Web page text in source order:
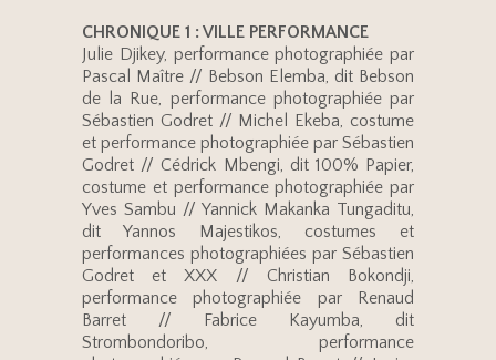
CHRONIQUE 1 : VILLE PERFORMANCE
Julie Djikey, performance photographiée par
Pascal Maître // Bebson Elemba, dit Bebson
de la Rue, performance photographiée par
Sébastien Godret // Michel Ekeba, costume
et performance photographiée par Sébastien
Godret // Cédrick Mbengi, dit 100% Papier,
costume et performance photographiée par
Yves Sambu // Yannick Makanka Tungaditu,
dit Yannos Majestikos, costumes et
performances photographiées par Sébastien
Godret et XXX // Christian Bokondji,
performance photographiée par Renaud
Barret // Fabrice Kayumba, dit
Strombondoribo, performance